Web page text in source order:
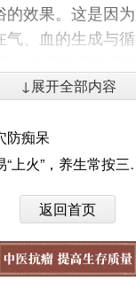
的效果。这是因
、血的生成与
证上。
绪抑郁、梅核气
“布胁肋”，故肝
妇人产后缺乳、
》记载，膻中穴定位
的中点，依据“腧
中穴治疗此类病
↓展开全部内容
防痴呆
火”，养生常按三眼“泉”
返回首页